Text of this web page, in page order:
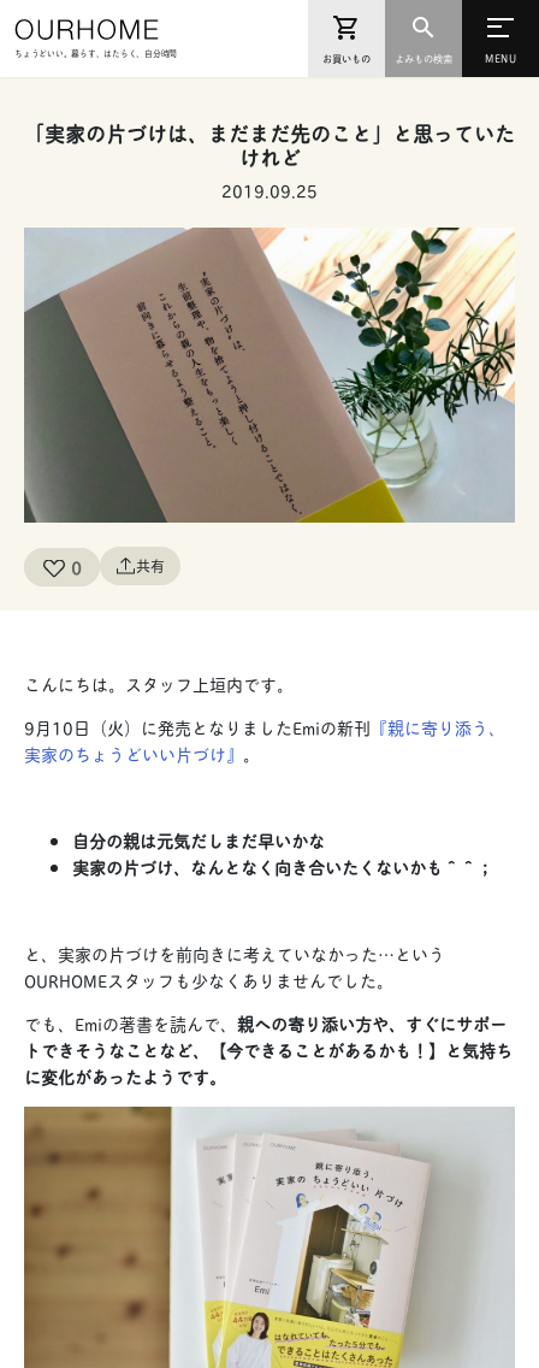
ちょうどいい。暮らす、はたらく、自分時間
「実家の片づけは、まだまだ先のこと」と思っていた
けれど
2019.09.25
0 共有
こんにちは。スタッフ上垣内です。
9月10日（火）に発売となりましたEmiの新刊 『親に寄り添う、
実家のちょうどいい片づけ』 。
自分の親は元気だしまだ早いかな
実家の片づけ、なんとなく向き合いたくないかも＾＾；
と、実家の片づけを前向きに考えていなかった…という
OURHOMEスタッフも少なくありませんでした。
でも、Emiの著書を読んで、 親への寄り添い方や、すぐにサポー
トできそうなことなど、【今できることがあるかも！】と気持ち
に変化があったようです。
お買いもの よみもの検索